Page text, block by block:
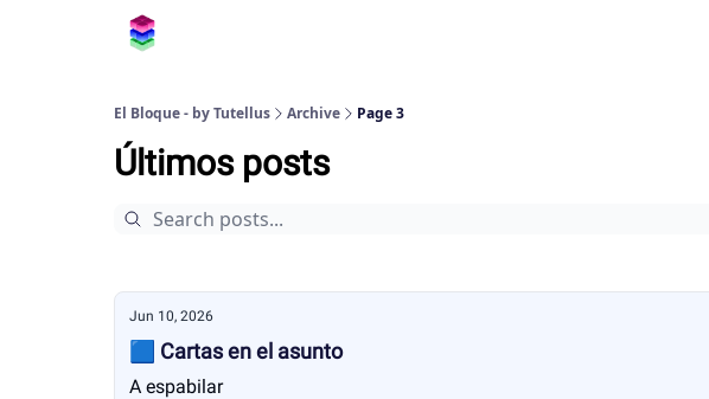
El Bloque - by Tutellus Archive Page 3
Últimos posts
Jun 10, 2026
🟦 Cartas en el asunto
A espabilar